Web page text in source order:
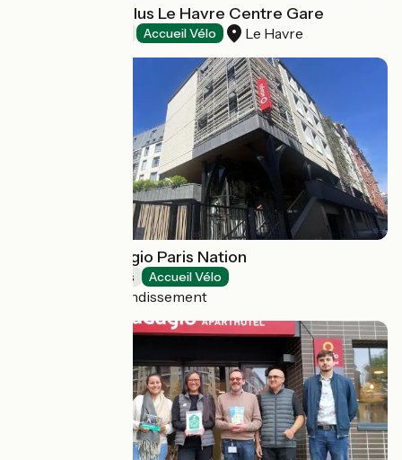
Best Western Plus Le Havre Centre Gare
Accueil Vélo Le Havre
Aparthotel Adagio Paris Nation
Holiday residences Accueil Vélo
Paris 12e Arrondissement